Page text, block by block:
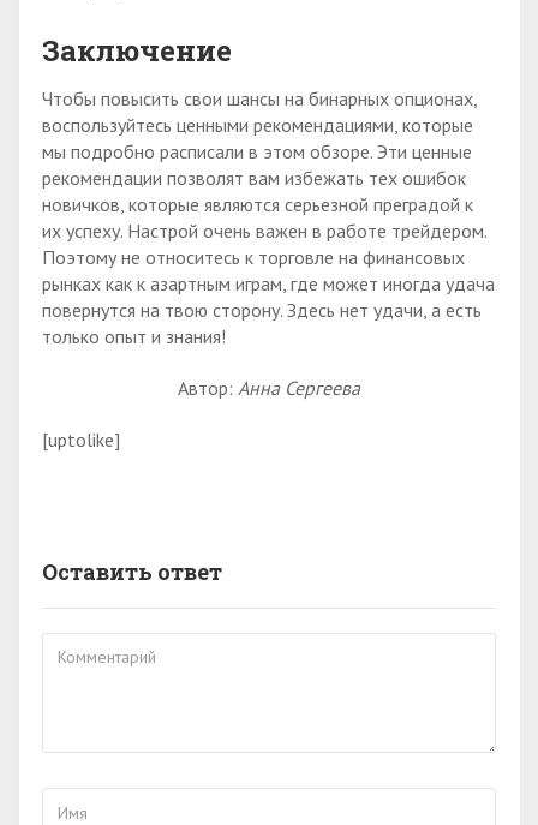
Заключение
Чтобы повысить свои шансы на бинарных опционах,
воспользуйтесь ценными рекомендациями, которые
мы подробно расписали в этом обзоре. Эти ценные
рекомендации позволят вам избежать тех ошибок
новичков, которые являются серьезной преградой к
их успеху. Настрой очень важен в работе трейдером.
Поэтому не относитесь к торговле на финансовых
рынках как к азартным играм, где может иногда удача
повернутся на твою сторону. Здесь нет удачи, а есть
только опыт и знания!
Автор: Анна Сергеева
[uptolike]
Оставить ответ